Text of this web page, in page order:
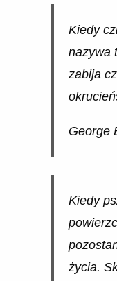
Kiedy
nazywa
zabija
George
Kiedy
życia.